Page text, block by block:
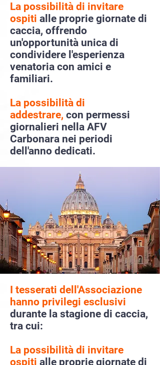
La possibilità di invitare
ospiti alle proprie giornate di
caccia, offrendo
un'opportunità unica di
condividere l'esperienza
venatoria con amici e
familiari.
La possibilità di
addestrare, con permessi
giornalieri nella AFV
Carbonara nei periodi
dell'anno dedicati.
I tesserati dell'Associazione
hanno privilegi esclusivi
durante la stagione di caccia,
tra cui:
La possibilità di invitare
ospiti alle proprie giornate di